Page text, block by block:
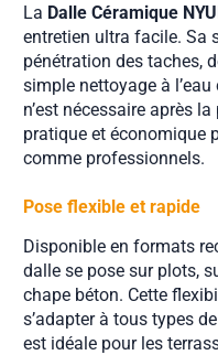
La Dalle Céramique
entretien ultra facile. Sa
pénétration des taches,
simple nettoyage à
n’est nécessaire après
pratique et économique
comme professionnels.
Pose flexible et rapide
Disponible en formats
dalle se pose sur plots,
chape béton. Cette
s’adapter à tous types
est idéale pour les